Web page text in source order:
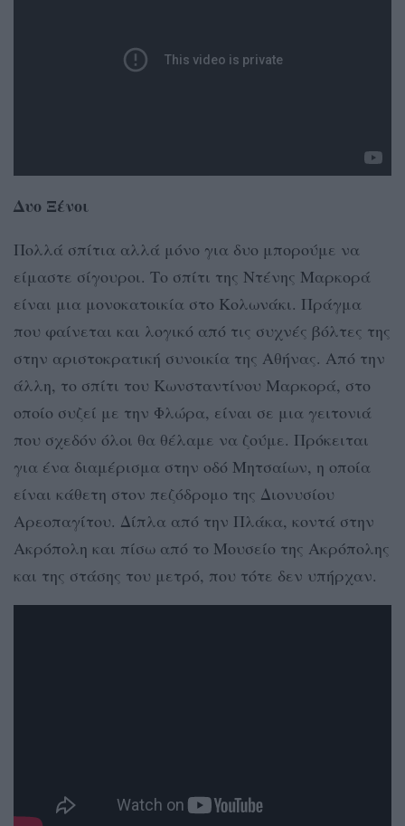
Δυο Ξένοι
Πολλά σπίτια αλλά μόνο για δυο μπορούμε να
είμαστε σίγουροι. Το σπίτι της Ντένης Μαρκορά
είναι μια μονοκατοικία στο Κολωνάκι. Πράγμα
που φαίνεται και λογικό από τις συχνές βόλτες της
στην αριστοκρατική συνοικία της Αθήνας. Από την
άλλη, το σπίτι του Κωνσταντίνου Μαρκορά, στο
οποίο συζεί με την Φλώρα, είναι σε μια γειτονιά
που σχεδόν όλοι θα θέλαμε να ζούμε. Πρόκειται
για ένα διαμέρισμα στην οδό Μητσαίων, η οποία
είναι κάθετη στον πεζόδρομο της Διονυσίου
Αρεοπαγίτου. Δίπλα από την Πλάκα, κοντά στην
Ακρόπολη και πίσω από το Μουσείο της Ακρόπολης
και της στάσης του μετρό, που τότε δεν υπήρχαν.